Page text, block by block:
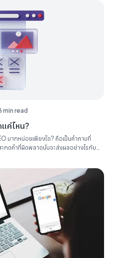
min read
ค่ไหน?
มากหน่อยเพียงใด? ถือเป็นคำถามที่
กดคำที่ผิดพลาดนั่นจะส่งผลอย่างไรกับ
เหล่าให้ทุกท่านเข้าใจ...